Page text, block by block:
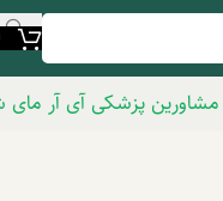
پزشکی آی آر